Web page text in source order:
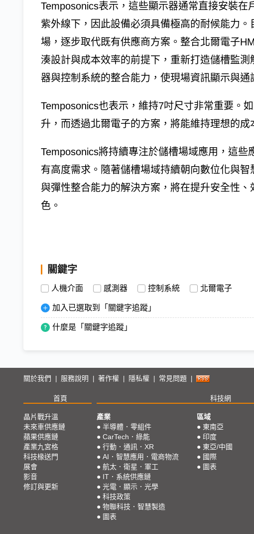
Temposonics表示，這些顯示器通常直接安裝
紫外線下，因此設備必須具備極高的耐候能力
場，逐步取代既有供應商方案。整合北爾電子
湊設計與成本效率的前提下，重新打造儲槽監
器與控制系統的整合能力，使現場資訊顯示與通
Temposonics也表示，維持7吋尺寸非常重要。
升，而透過北爾電子的方案，將能維持理想的成
Temposonics將持續專注於儲槽場域應用，這
有高度需求。隨著儲槽場域持續朝向數位化與
與彈性整合能力的解決方案，將在提升安全性
色。
關鍵字
人機介面 感測器 控制系統 北爾電子
加入已選取到「關鍵字追蹤」
什麼是「關鍵字追蹤」
關於我們 服務說明 著作權 隱私權 常見問題
首頁 科技網
晶片戰升溫
未來車供應鏈
蘋果供應鏈
產業九宮格
科技椽送門
展會
影音
修訂與更新
產業
● 半導體．零組件
● CarTech．綠能
● 行動．通訊．XR
● AI．智慧應用．電商物流
● 航太．衛星．軍工
● IT．系統供應鏈
● 光電．顯示．光學
● 科技政策
● 物聯科技．智慧製造
● 圖表
區域
● 東南亞
● 印度
● 東亞/中國
● 國際
● 圖表